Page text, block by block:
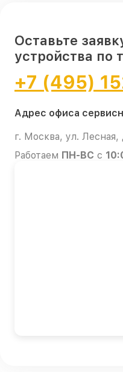
Оставьте
устройства по
+7 (495)
Адрес офиса
г. Москва, ул. Лесная,
Работаем ПН-ВС с